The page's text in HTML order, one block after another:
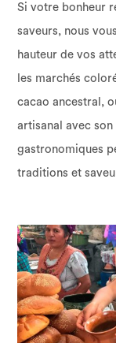
Si votre bonheur
saveurs, nous
hauteur de vos
les marchés
cacao ancestral,
artisanal avec
gastronomiques
traditions et